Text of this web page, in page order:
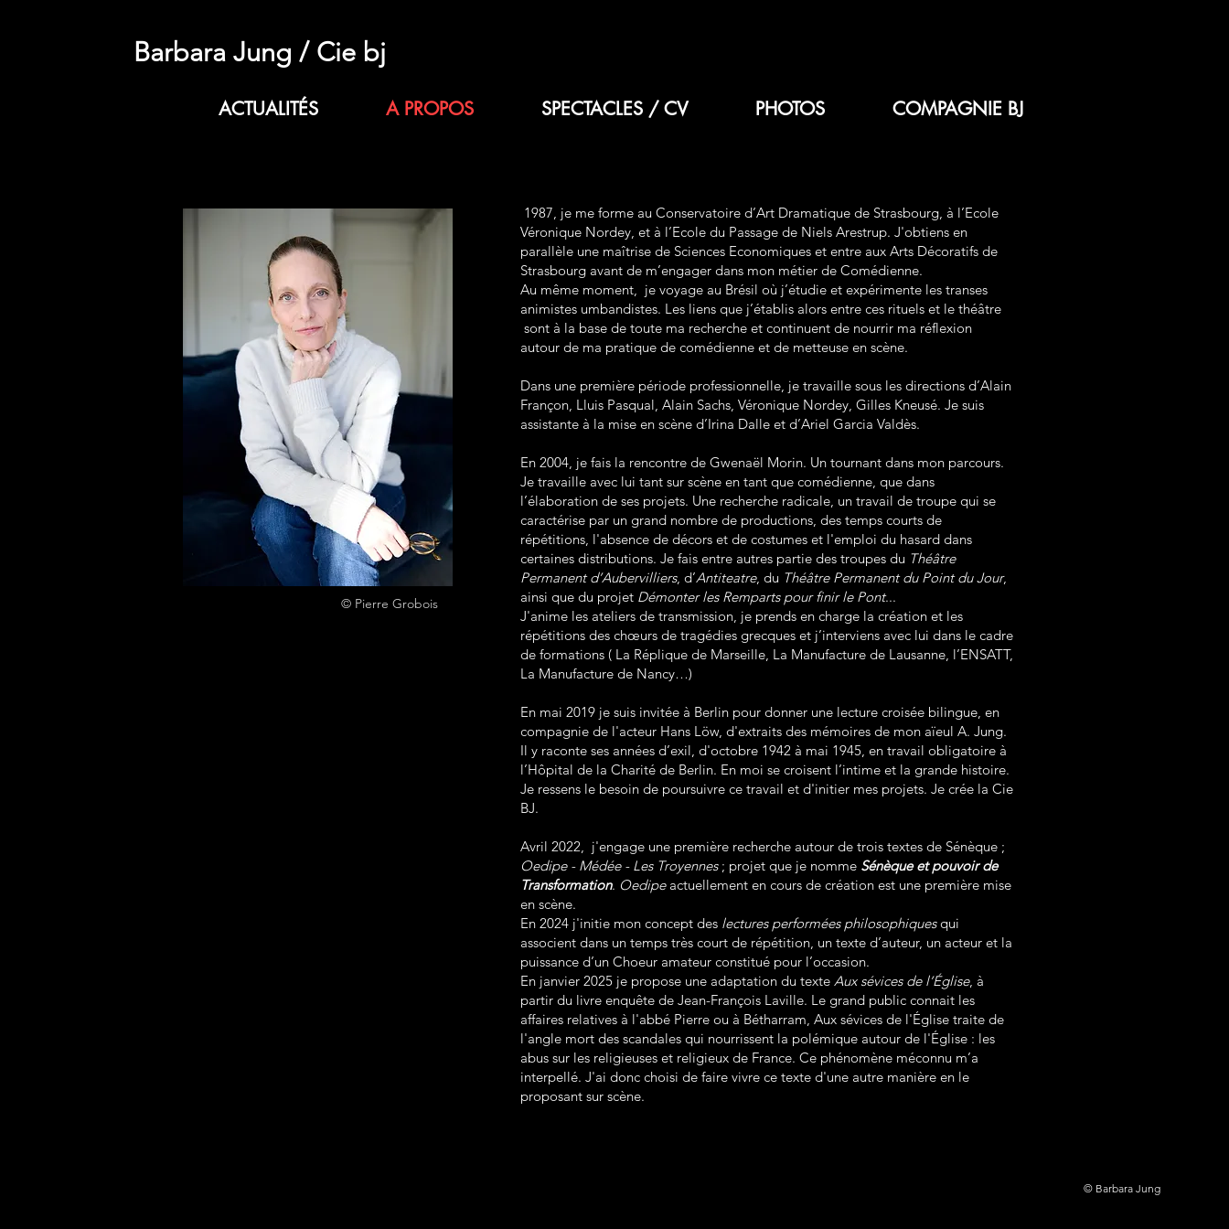
Barbara Jung / Cie bj
ACTUALITÉS A PROPOS SPECTACLES / CV PHOTOS COMPAGNIE BJ
© Pierre Grobois
1987, je me forme au Conservatoire d’Art Dramatique de Strasbourg, à l’Ecole
Véronique Nordey, et à l’Ecole du Passage de Niels Arestrup. J'obtiens en
parallèle une maîtrise de Sciences Economiques et entre aux Arts Décoratifs de
Strasbourg avant de m’engager dans mon métier de Comédienne.
Au même moment, je voyage au Brésil où j’étudie et expérimente les transes
animistes umbandistes. Les liens que j’établis alors entre ces rituels et le théâtre
sont à la base de toute ma recherche et continuent de nourrir ma réflexion
autour de ma pratique de comédienne et de metteuse en scène.
Dans une première période professionnelle, je travaille sous les directions d’Alain
Françon, Lluis Pasqual, Alain Sachs, Véronique Nordey, Gilles Kneusé. Je suis
assistante à la mise en scène d’Irina Dalle et d’Ariel Garcia Valdès.
En 2004, je fais la rencontre de Gwenaël Morin. Un tournant dans mon parcours.
Je travaille avec lui tant sur scène en tant que comédienne, que dans
l’élaboration de ses projets. Une recherche radicale, un travail de troupe qui se
caractérise par un grand nombre de productions, des temps courts de
répétitions, l'absence de décors et de costumes et l'emploi du hasard dans
certaines distributions. Je fais entre autres partie des troupes du Théâtre
Permanent d’Aubervilliers, d’Antiteatre, du Théâtre Permanent du Point du Jour,
ainsi que du projet Démonter les Remparts pour finir le Pont...
J'anime les ateliers de transmission, je prends en charge la création et les
répétitions des chœurs de tragédies grecques et j’interviens avec lui dans le cadre
de formations ( La Réplique de Marseille, La Manufacture de Lausanne, l’ENSATT,
La Manufacture de Nancy…)
En mai 2019 je suis invitée à Berlin pour donner une lecture croisée bilingue, en
compagnie de l'acteur Hans Löw, d'extraits des mémoires de mon aïeul A. Jung.
Il y raconte ses années d’exil, d'octobre 1942 à mai 1945, en travail obligatoire à
l’Hôpital de la Charité de Berlin. En moi se croisent l’intime et la grande histoire.
Je ressens le besoin de poursuivre ce travail et d'initier mes projets. Je crée la Cie
BJ.
Avril 2022, j'engage une première recherche autour de trois textes de Sénèque ;
Oedipe - Médée - Les Troyennes ; projet que je nomme Sénèque et pouvoir de
Transformation. Oedipeactuellement en cours de création est une première mise
en scène.
En 2024 j'initie mon concept des lectures performées philosophiquesqui
associent dans un temps très court de répétition, un texte d’auteur, un acteur et la
puissance d’un Choeur amateur constitué pour l’occasion.
En janvier 2025 je propose une adaptation du texte Aux sévices de l‘Église, à
partir du livre enquête de Jean-François Laville. Le grand public connait les
affaires relatives à l'abbé Pierre ou à Bétharram, Aux sévices de l'Église traite de
l'angle mort des scandales qui nourrissent la polémique autour de l'Église : les
abus sur les religieuses et religieux de France. Ce phénomène méconnu m’a
interpellé. J'ai donc choisi de faire vivre ce texte d'une autre manière en le
proposant sur scène.
© Barbara Jung